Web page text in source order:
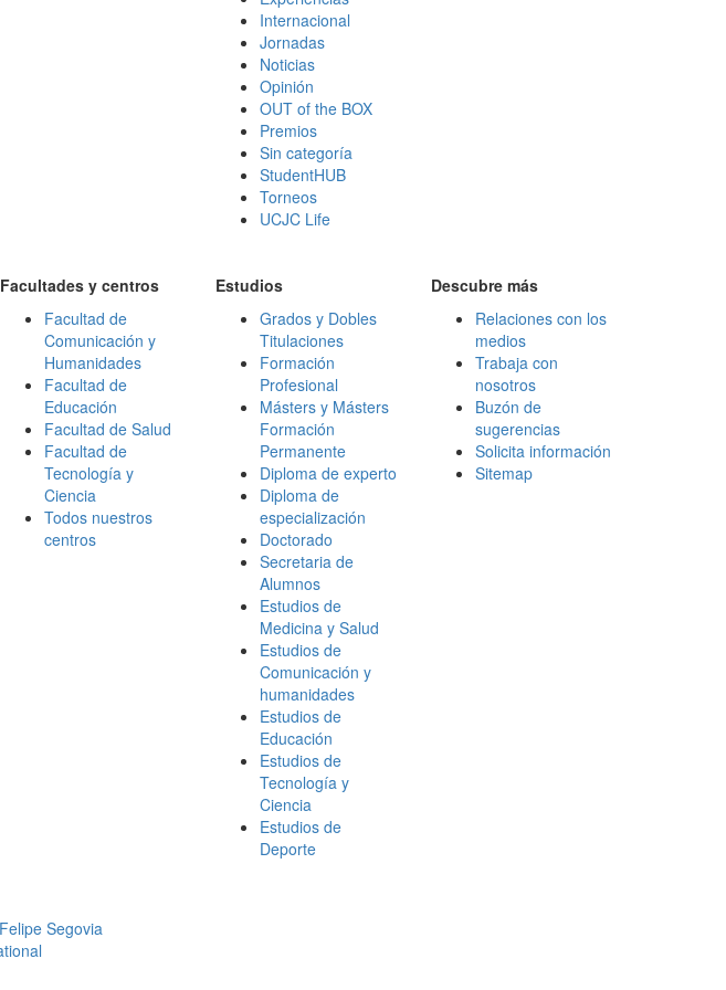
Internacional
Jornadas
Noticias
Opinión
OUT of the BOX
Premios
Sin categoría
StudentHUB
Torneos
UCJC Life
Facultades y centros
Facultad de
Comunicación y
Humanidades
Facultad de
Educación
Facultad de Salud
Facultad de
Tecnología y
Ciencia
Todos nuestros
centros
Estudios
Grados y Dobles
Titulaciones
Formación
Profesional
Másters y Másters
Formación
Permanente
Diploma de experto
Diploma de
especialización
Doctorado
Secretaria de
Alumnos
Estudios de
Medicina y Salud
Estudios de
Comunicación y
humanidades
Estudios de
Educación
Estudios de
Tecnología y
Ciencia
Estudios de
Deporte
Descubre más
Relaciones con los
medios
Trabaja con
nosotros
Buzón de
sugerencias
Solicita información
Sitemap